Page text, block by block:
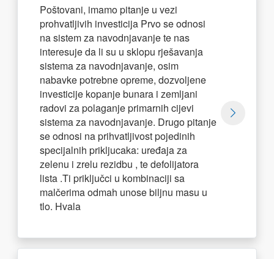
Poštovani, imamo pitanje u vezi
prohvatljivih investicija Prvo se odnosi
na sistem za navodnjavanje te nas
interesuje da li su u sklopu rješavanja
sistema za navodnjavanje, osim
nabavke potrebne opreme, dozvoljene
investicije kopanje bunara i zemljani
radovi za polaganje primarnih cijevi
sistema za navodnjavanje. Drugo pitanje
se odnosi na prihvatljivost pojedinih
specijalnih prikljucaka: uređaja za
zelenu i zrelu rezidbu , te defolijatora
lista .Ti priključci u kombinaciji sa
malčerima odmah unose biljnu masu u
tlo. Hvala